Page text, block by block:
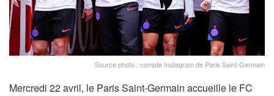
Source photo : compte Instagram de Paris Saint-Germain
Mercredi 22 avril, le Paris Saint-Germain accueille le FC